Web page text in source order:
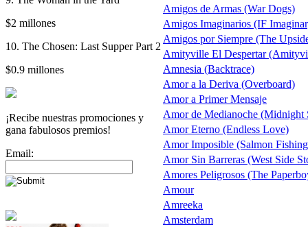
$2 millones
10. The Chosen: Last Supper Part 2
$0.9 millones
¡Recibe nuestras promociones y
gana fabulosos premios!
Email:
Amigos de Armas (War Dogs)
Amigos Imaginarios (IF
Amigos por Siempre (The
Amityville El Despertar
Amnesia (Backtrace)
Amor a la Deriva (Overboard)
Amor a Primer Mensaje
Amor de Medianoche (Midnight
Amor Eterno (Endless Love)
Amor Imposible (Salmon
Amor Sin Barreras (West Side
Amores Peligrosos (The
Amour
Amreeka
Amsterdam